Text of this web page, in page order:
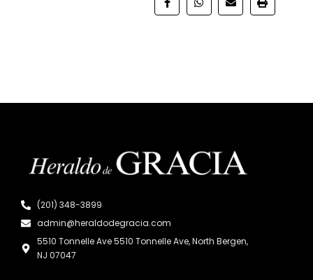
(201) 348-3899
admin@heraldodegracia.com
5510 Tonnelle Ave 5510 Tonnelle Ave, North Bergen,
NJ 07047